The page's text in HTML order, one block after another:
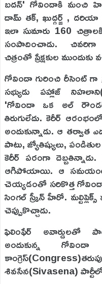
బదన్' గోవిందాకి మంచి
దామ్ తక్, ఖుద్గర్జ్ , దరియా
ఇలా సుమారు 160
సంపాదించాడు.
చిత్రంతో ప్రేక్షకుల ముందుకు
గోవిందా గురించి రీసెంట్ గా
సభ్యుడు పహ్లాజ్
'గోవిందా ఒక అల్
తిరుగులేదు. కెరీర్
అందుకున్నాడు. ఆ తర్వాత
పాటు, జ్యోతిష్యులు,
కెరీర్ పరంగా
ఆగిపోయాయి. ఆ సమయంలో
చెయ్యడంతో సరికొత్త
సింగల్ స్క్రీన్ హీరో.
చెప్పుకొచ్చాడు.
ఫిలింఫేర్ అవార్డులతో
అందుకున్న
శివసేన(Sivasena) పార్టీలో